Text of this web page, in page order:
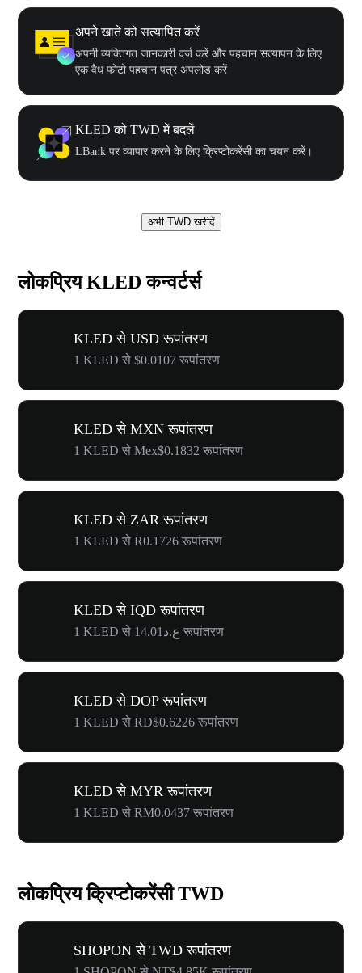
अपने खाते को सत्यापित करें
अपनी व्यक्तिगत जानकारी दर्ज करें और पहचान सत्यापन के लिए
एक वैध फोटो पहचान पत्र अपलोड करें
KLED को TWD में बदलें
LBank पर व्यापार करने के लिए क्रिप्टोकरेंसी का चयन करें।
अभी TWD खरीदें
लोकप्रिय KLED कन्वर्टर्स
KLED से USD रूपांतरण
1 KLED से $0.0107 रूपांतरण
KLED से MXN रूपांतरण
1 KLED से Mex$0.1832 रूपांतरण
KLED से ZAR रूपांतरण
1 KLED से R0.1726 रूपांतरण
KLED से IQD रूपांतरण
1 KLED से ع.د14.01 रूपांतरण
KLED से DOP रूपांतरण
1 KLED से RD$0.6226 रूपांतरण
KLED से MYR रूपांतरण
1 KLED से RM0.0437 रूपांतरण
लोकप्रिय क्रिप्टोकरेंसी TWD
SHOPON से TWD रूपांतरण